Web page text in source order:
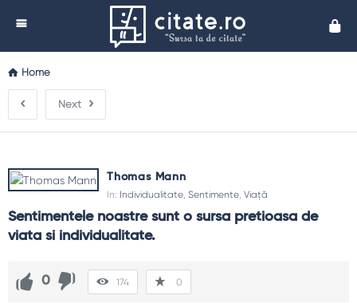
Home
Next
Thomas Mann
In: Individualitate, Sentimente, Viață
Sentimentele noastre sunt o sursa pretioasa de
viata si individualitate.
0 174 0